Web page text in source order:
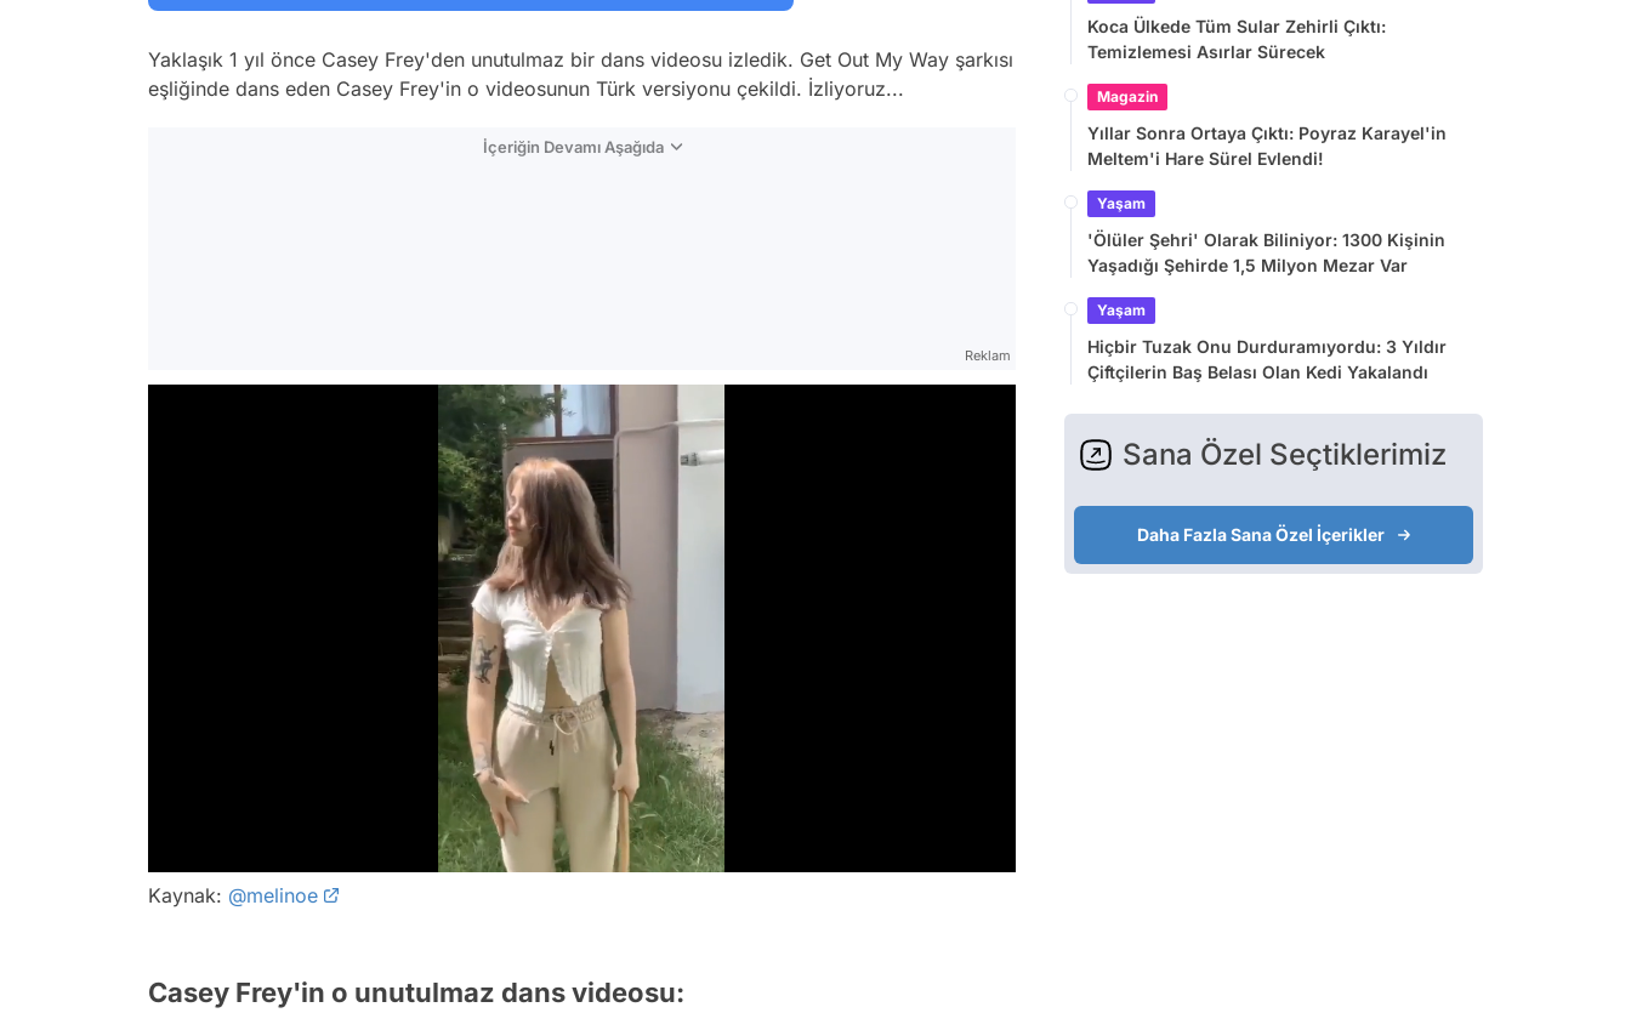
Yaklaşık 1 yıl önce Casey Frey'den unutulmaz bir dans videosu izledik. Get Out My Way şarkısı
eşliğinde dans eden Casey Frey'in o videosunun Türk versiyonu çekildi. İzliyoruz...
İçeriğin Devamı Aşağıda
Reklam
Kaynak: @melinoe
Casey Frey'in o unutulmaz dans videosu:
Koca Ülkede Tüm Sular Zehirli Çıktı:
Temizlemesi Asırlar Sürecek
Magazin
Yıllar Sonra Ortaya Çıktı: Poyraz Karayel'in
Meltem'i Hare Sürel Evlendi!
Yaşam
'Ölüler Şehri' Olarak Biliniyor: 1300 Kişinin
Yaşadığı Şehirde 1,5 Milyon Mezar Var
Yaşam
Hiçbir Tuzak Onu Durduramıyordu: 3 Yıldır
Çiftçilerin Baş Belası Olan Kedi Yakalandı
Sana Özel Seçtiklerimiz
Daha Fazla Sana Özel İçerikler